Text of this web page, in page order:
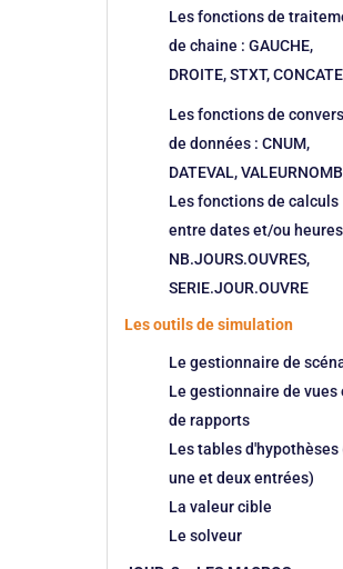
Les fonctions de
de chaine : GAUCHE,
DROITE, STXT,
Les fonctions de
de données : CNUM,
DATEVAL,
Les fonctions de calculs
entre dates et/ou
NB.JOURS.OUVRES,
SERIE.JOUR.OUVRE
Les outils de simulation
Le gestionnaire de
Le gestionnaire de vues
de rapports
Les tables d'hypothèses
une et deux entrées)
La valeur cible
Le solveur